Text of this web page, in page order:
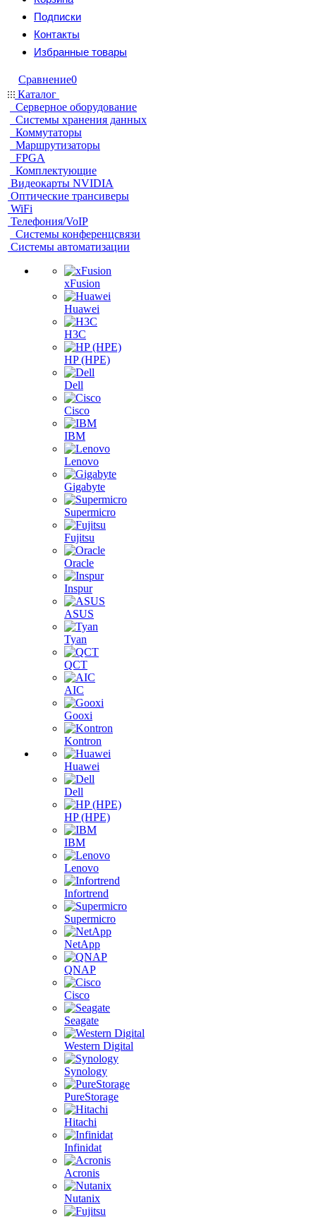
Подписки
Контакты
Избранные товары
Сравнение0
Каталог
Серверное оборудование
Системы хранения данных
Коммутаторы
Маршрутизаторы
FPGA
Комплектующие
Видеокарты NVIDIA
Оптические трансиверы
WiFi
Телефония/VoIP
Системы конференцсвязи
Системы автоматизации
xFusion
Huawei
H3C
HP (HPE)
Dell
Cisco
IBM
Lenovo
Gigabyte
Supermicro
Fujitsu
Oracle
Inspur
ASUS
Tyan
QCT
AIC
Gooxi
Kontron
Huawei
Dell
HP (HPE)
IBM
Lenovo
Infortrend
Supermicro
NetApp
QNAP
Cisco
Seagate
Western Digital
Synology
PureStorage
Hitachi
Infinidat
Acronis
Nutanix